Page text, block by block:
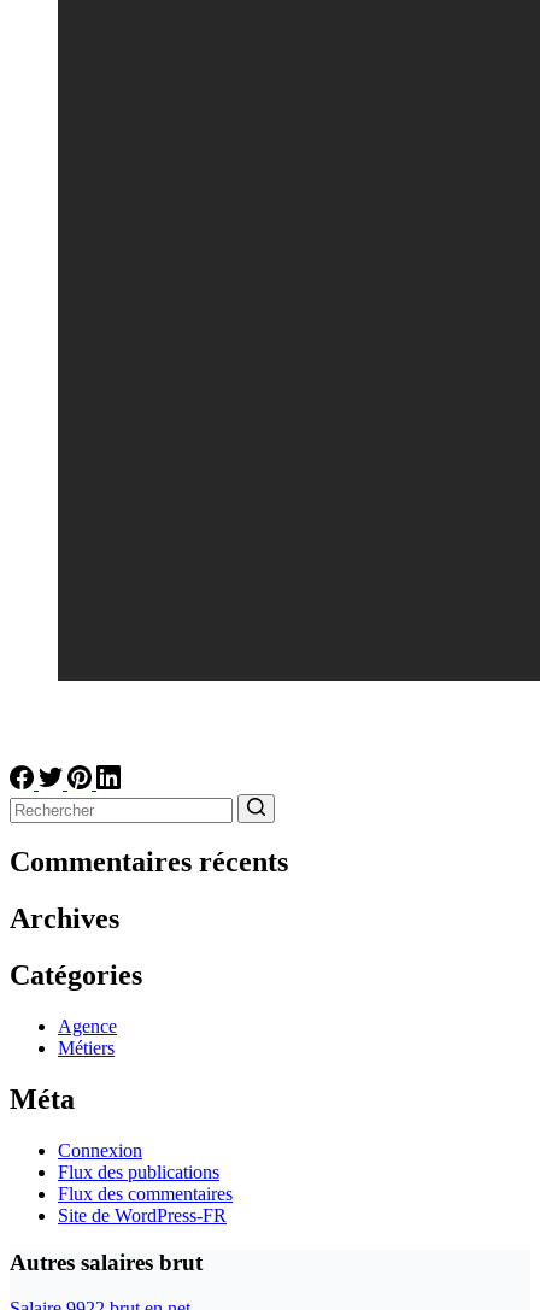
résultat
Commentaires récents
Archives
Catégories
Agence
Métiers
Méta
Connexion
Flux des publications
Flux des commentaires
Site de WordPress-FR
Autres salaires brut